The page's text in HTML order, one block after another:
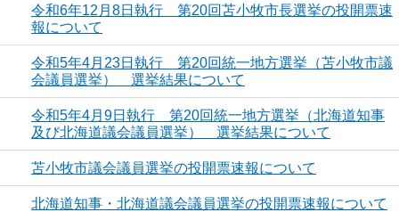
令和6年12月8日執行 第20回苫小牧市長選挙の投開票速
報について
令和5年4月23日執行 第20回統一地方選挙（苫小牧市議
会議員選挙） 選挙結果について
令和5年4月9日執行 第20回統一地方選挙（北海道知事
及び北海道議会議員選挙） 選挙結果について
苫小牧市議会議員選挙の投開票速報について
北海道知事・北海道議会議員選挙の投開票速報について